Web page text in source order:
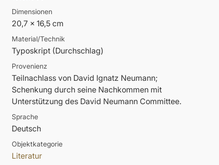
Dimensionen
20,7 x 16,5 cm
Material/Technik
Typoskript (Durchschlag)
Provenienz
Teilnachlass von David Ignatz Neumann;
Schenkung durch seine Nachkommen mit
Unterstützung des David Neumann Committee.
Sprache
Deutsch
Objektkategorie
Literatur